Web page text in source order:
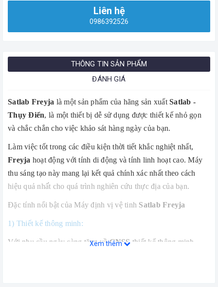
Liên hệ
0986392526
THÔNG TIN SẢN PHẨM
ĐÁNH GIÁ
Satlab Freyja là một sản phẩm của hãng sản xuất Satlab -
Thụy Điển, là một thiết bị dễ sử dụng được thiết kế nhỏ gọn
và chắc chắn cho việc khảo sát hàng ngày của bạn.
Làm việc tốt trong các điều kiện thời tiết khắc nghiệt nhất,
Freyja hoạt động với tính di động và tính linh hoạt cao. Máy
thu sáng tạo này mang lại kết quả chính xác nhất theo cách
hiệu quả nhất cho quá trình nghiên cứu thực địa của bạn.
Đặc tính nổi bật của Máy định vị vệ tinh Satlab Freyja
1) Thiết kế thông minh:
Với nhu cầu ngày càng tăng vềGNSSthiết kế thông minh,
Xem thêm